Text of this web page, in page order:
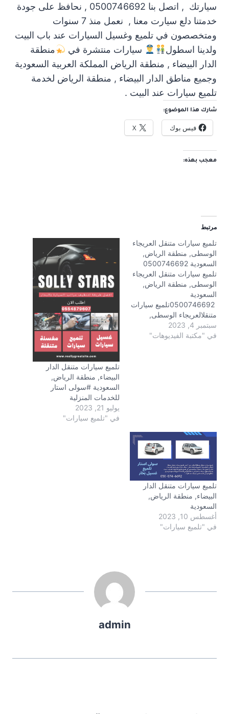
سيارتك , اتصل بنا 0500746692 , نحافظ على جودة
خدمتنا دلع سيارت معنا , نعمل منذ 7 سنوات
ومتخصصون في تلميع وغسيل السيارات عند باب البيت
ولدينا اسطول
سيارات منتشرة في
منطقة
الدار البيضاء , منطقة الرياض المملكة العربية السعودية
وجميع مناطق الدار البيضاء , منطقة الرياض لخدمة
تلميع سيارات عند البيت .
شارك هذا الموضوع:
فيس بوك X
معجب بهذه:
مرتبط
تلميع سيارات متنقل العريجاء
الوسطى, منطقة الرياض,
السعودية 0500746692
تلميع سيارات متنقل العريجاء
الوسطى, منطقة الرياض,
السعودية
0500746692تلميع سيارات
متنقلالعريجاء الوسطى,
منطقة الرياضغسيل سيارات
متنقلغسيل السيارات عند باب
سبتمبر 4, 2023
في "مكتبة الفيديوهات"
تلميع سيارات متنقل الدار
البيضاء, منطقة الرياض,
السعودية #سولى استار
للخدمات المنزلية
يوليو 21, 2023
في "تلميع سيارات"
تلميع سيارات متنقل الدار
البيضاء, منطقة الرياض,
السعودية
أغسطس 10, 2023
في "تلميع سيارات"
admin